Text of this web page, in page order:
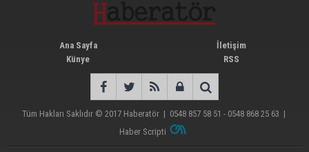
Ana Sayfa
Künye
İletişim
RSS
Tüm Hakları Saklıdır © 2017 Haberatör| 0548 857 58 51 - 0548 868 25 63 |
Haber Scripti